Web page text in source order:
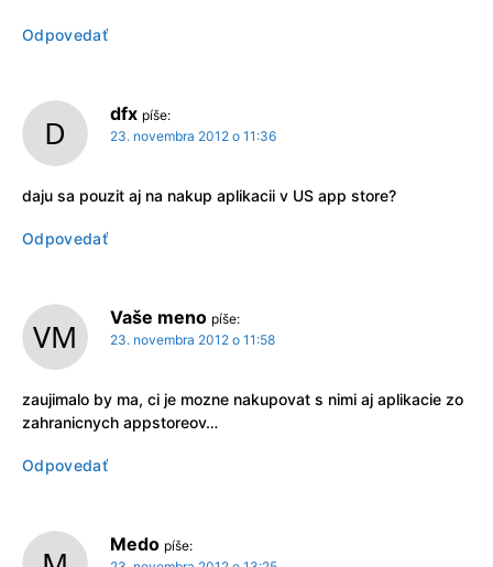
Odpovedať
dfx píše:
23. novembra 2012 o 11:36
daju sa pouzit aj na nakup aplikacii v US app store?
Odpovedať
Vaše meno píše:
23. novembra 2012 o 11:58
zaujimalo by ma, ci je mozne nakupovat s nimi aj aplikacie zo
zahranicnych appstoreov…
Odpovedať
Medo píše: